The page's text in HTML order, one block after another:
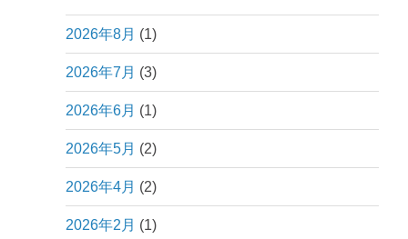
2026年8月 (1)
2026年7月 (3)
2026年6月 (1)
2026年5月 (2)
2026年4月 (2)
2026年2月 (1)